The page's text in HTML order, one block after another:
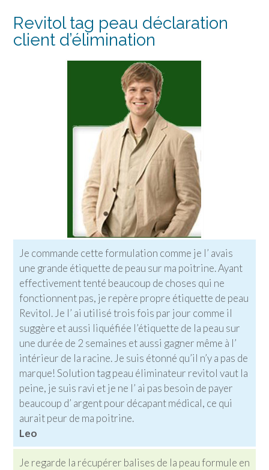
Revitol tag peau déclaration
client d’élimination
Je commande cette formulation comme je l’ avais
une grande étiquette de peau sur ma poitrine. Ayant
effectivement tenté beaucoup de choses qui ne
fonctionnent pas, je repère propre étiquette de peau
Revitol. Je l’ ai utilisé trois fois par jour comme il
suggère et aussi liquéfiée l’étiquette de la peau sur
une durée de 2 semaines et aussi gagner même à l’
intérieur de la racine. Je suis étonné qu’il n’y a pas de
marque! Solution tag peau éliminateur revitol vaut la
peine, je suis ravi et je ne l’ ai pas besoin de payer
beaucoup d’ argent pour décapant médical, ce qui
aurait peur de ma poitrine.
Leo
Je regarde la récupérer balises de la peau formule en